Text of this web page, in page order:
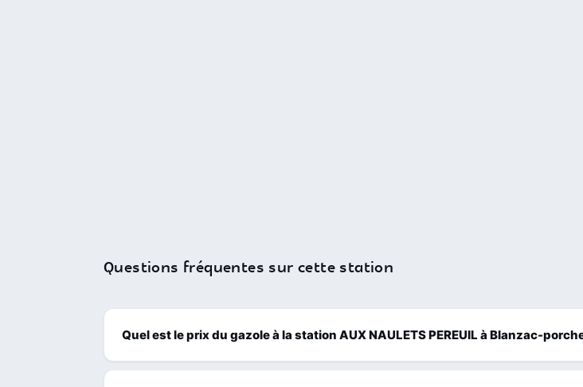
Questions fréquentes sur cette station
Quel est le prix du gazole à la station AUX NAULETS PEREUIL à Blanzac-